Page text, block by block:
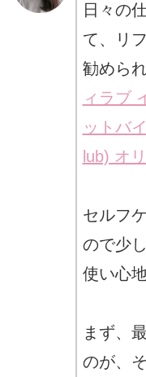
日々の
て、リ
勧めら
ィラブ
ットバ
lub) オ
セルフ
ので少
使い心
まず、
のが、